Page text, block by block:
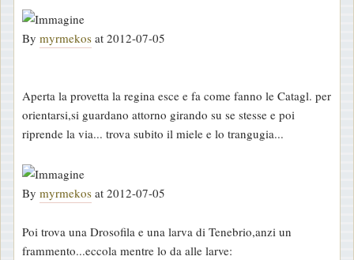
By myrmekos at 2012-07-05
Aperta la provetta la regina esce e fa come fanno le Catagl. per
orientarsi,si guardano attorno girando su se stesse e poi
riprende la via... trova subito il miele e lo trangugia...
By myrmekos at 2012-07-05
Poi trova una Drosofila e una larva di Tenebrio,anzi un
frammento...eccola mentre lo da alle larve: